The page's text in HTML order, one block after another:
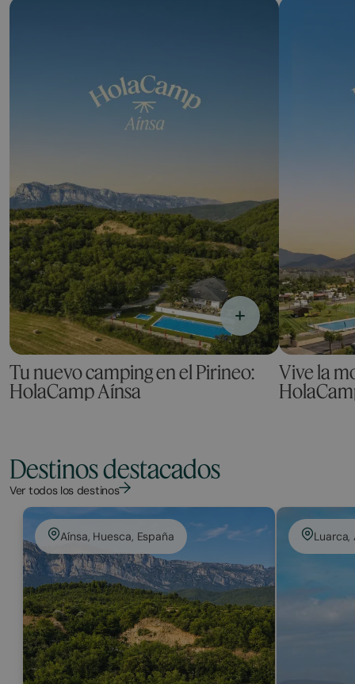
Tu nuevo camping en el Pirineo:
HolaCamp Aínsa
Vive la
Destinos destacados
Ver todos los destinos
Aínsa, Huesca, España Luarca,